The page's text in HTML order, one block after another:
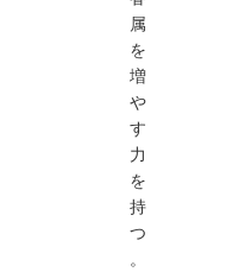
属
を
増
や
す
力
を
持
つ
。